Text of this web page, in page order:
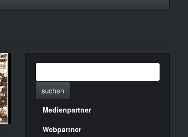
suchen
Menülinks
Medienpartner
Webpartner